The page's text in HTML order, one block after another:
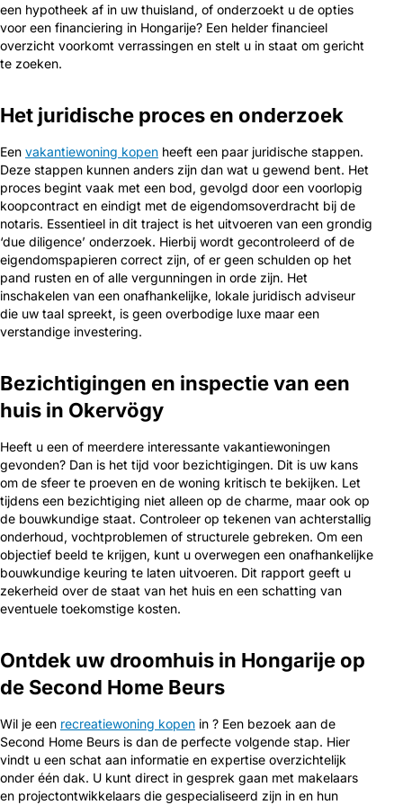
een hypotheek af in uw thuisland, of onderzoekt u de opties
voor een financiering in Hongarije? Een helder financieel
overzicht voorkomt verrassingen en stelt u in staat om gericht
te zoeken.
Het juridische proces en onderzoek
Een vakantiewoning kopen heeft een paar juridische stappen.
Deze stappen kunnen anders zijn dan wat u gewend bent. Het
proces begint vaak met een bod, gevolgd door een voorlopig
koopcontract en eindigt met de eigendomsoverdracht bij de
notaris. Essentieel in dit traject is het uitvoeren van een grondig
‘due diligence’ onderzoek. Hierbij wordt gecontroleerd of de
eigendomspapieren correct zijn, of er geen schulden op het
pand rusten en of alle vergunningen in orde zijn. Het
inschakelen van een onafhankelijke, lokale juridisch adviseur
die uw taal spreekt, is geen overbodige luxe maar een
verstandige investering.
Bezichtigingen en inspectie van een
huis in Okervögy
Heeft u een of meerdere interessante vakantiewoningen
gevonden? Dan is het tijd voor bezichtigingen. Dit is uw kans
om de sfeer te proeven en de woning kritisch te bekijken. Let
tijdens een bezichtiging niet alleen op de charme, maar ook op
de bouwkundige staat. Controleer op tekenen van achterstallig
onderhoud, vochtproblemen of structurele gebreken. Om een
objectief beeld te krijgen, kunt u overwegen een onafhankelijke
bouwkundige keuring te laten uitvoeren. Dit rapport geeft u
zekerheid over de staat van het huis en een schatting van
eventuele toekomstige kosten.
Ontdek uw droomhuis in Hongarije op
de Second Home Beurs
Wil je een recreatiewoning kopen in ? Een bezoek aan de
Second Home Beurs is dan de perfecte volgende stap. Hier
vindt u een schat aan informatie en expertise overzichtelijk
onder één dak. U kunt direct in gesprek gaan met makelaars
en projectontwikkelaars die gespecialiseerd zijn in en hun